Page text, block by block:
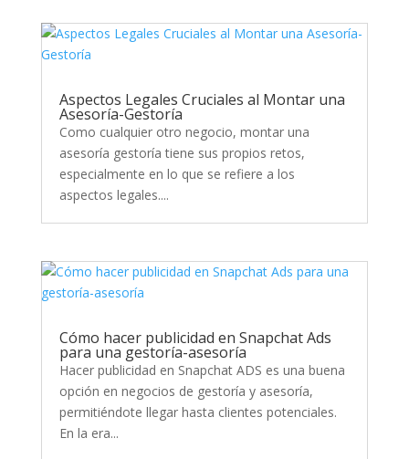
Aspectos Legales Cruciales al Montar una
Asesoría-Gestoría
Como cualquier otro negocio, montar una
asesoría gestoría tiene sus propios retos,
especialmente en lo que se refiere a los
aspectos legales....
Cómo hacer publicidad en Snapchat Ads
para una gestoría-asesoría
Hacer publicidad en Snapchat ADS es una buena
opción en negocios de gestoría y asesoría,
permitiéndote llegar hasta clientes potenciales.
En la era...